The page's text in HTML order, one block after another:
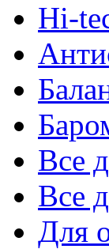
Hi-
Все
Все
Для